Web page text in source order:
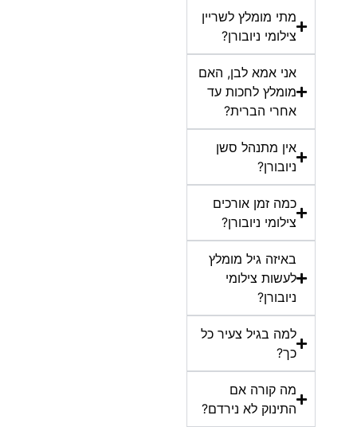
מתי מומלץ לשריין
צילומי ניובורן?
אני אמא לבן, האם
מומלץ לחכות עד
אחרי הברית?
אין מתנהל סשן
ניובורן?
כמה זמן אורכים
צילומי ניובורן?
באיזה גיל מומלץ
לעשות צילומי
ניובורן?
למה בגיל צעיר כל
כך?
מה קורה אם
התינוק לא נירדם?